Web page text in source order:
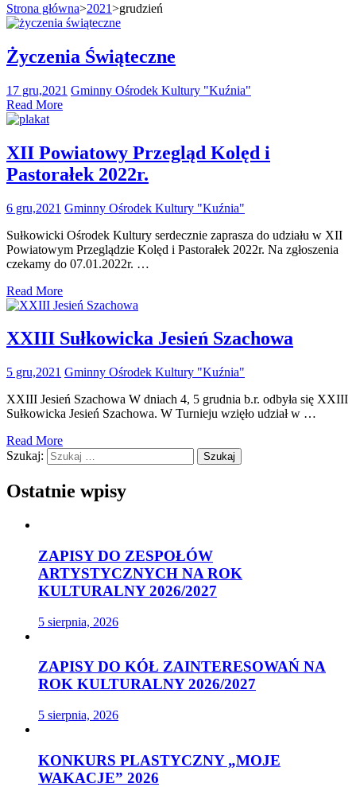
Strona główna>2021>grudzień
Życzenia Świąteczne
17 gru,2021 Gminny Ośrodek Kultury "Kuźnia"
Read More
XII Powiatowy Przegląd Kolęd i
Pastorałek 2022r.
6 gru,2021 Gminny Ośrodek Kultury "Kuźnia"
Sułkowicki Ośrodek Kultury serdecznie zaprasza do udziału w XII
Powiatowym Przeglądzie Kolęd i Pastorałek 2022r. Na zgłoszenia
czekamy do 07.01.2022r. …
Read More
XXIII Sułkowicka Jesień Szachowa
5 gru,2021 Gminny Ośrodek Kultury "Kuźnia"
XXIII Jesień Szachowa W dniach 4, 5 grudnia b.r. odbyła się XXIII
Sułkowicka Jesień Szachowa. W Turnieju wzięło udział w …
Read More
Szukaj:
Ostatnie wpisy
ZAPISY DO ZESPOŁÓW
ARTYSTYCZNYCH NA ROK
KULTURALNY 2026/2027
5 sierpnia, 2026
ZAPISY DO KÓŁ ZAINTERESOWAŃ NA
ROK KULTURALNY 2026/2027
5 sierpnia, 2026
KONKURS PLASTYCZNY „MOJE
WAKACJE” 2026